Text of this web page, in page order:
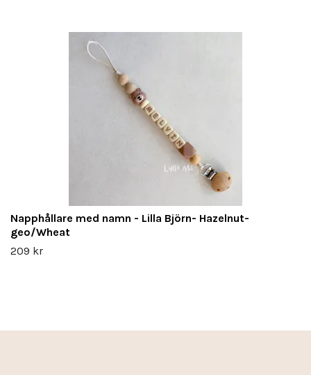
Napphållare med namn - Lilla Björn- Hazelnut-
geo/Wheat
209 kr